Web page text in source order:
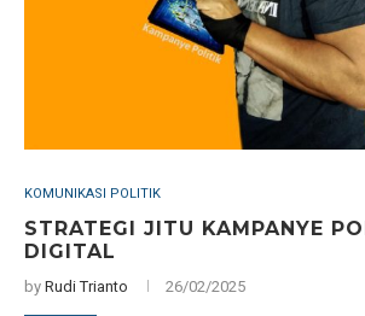
KOMUNIKASI POLITIK
STRATEGI JITU KAMPANYE
DIGITAL
by Rudi Trianto 26/02/2025